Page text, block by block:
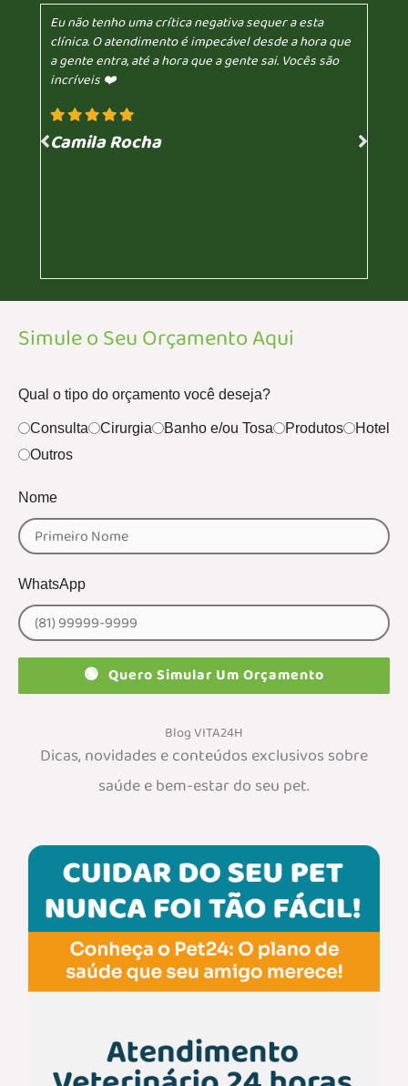
Eu não tenho uma crítica negativa sequer a esta
clínica. O atendimento é impecável desde a hora que
a gente entra, até a hora que a gente sai. Vocês são
incríveis ❤️
Camila Rocha
Simule o Seu Orçamento Aqui
Qual o tipo do orçamento você deseja?
Consulta Cirurgia Banho e/ou Tosa Produtos
Hotel
Outros
Nome
WhatsApp
🟢 Quero Simular Um Orçamento
Blog VITA24H
Dicas, novidades e conteúdos exclusivos sobre
saúde e bem-estar do seu pet.